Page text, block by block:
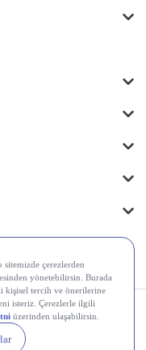
Yasal
Duyurular
Çerez